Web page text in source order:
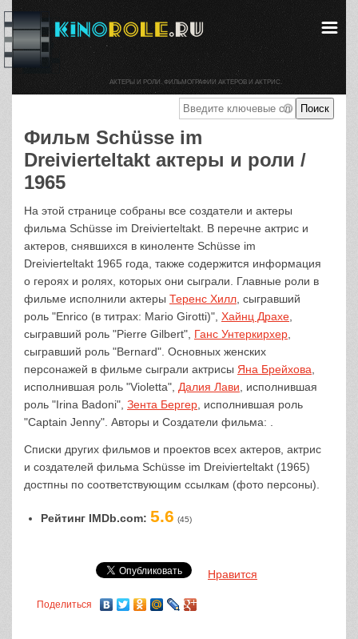
Фильм Schüsse im
Dreivierteltakt актеры и роли /
1965
На этой странице собраны все создатели и актеры
фильма Schüsse im Dreivierteltakt. В перечне актрис и
актеров, снявшихся в киноленте Schüsse im
Dreivierteltakt 1965 года, также содержится информация
о героях и ролях, которых они сыграли. Главные роли в
фильме исполнили актеры Теренс Хилл , сыгравший
роль "Enrico (в титрах: Mario Girotti)", Хайнц Драхе
сыгравший роль "Pierre Gilbert", Ганс Унтеркирхер
сыгравший роль "Bernard". Основных женских
персонажей в фильме сыграли актрисы Яна Брейхова
исполнившая роль "Violetta", Далия Лави , исполнившая
роль "Irina Badoni", Зента Бергер , исполнившая роль
"Captain Jenny". Авторы и Создатели фильма: .
Списки других фильмов и проектов всех актеров, актрис
и создателей фильма Schüsse im Dreivierteltakt (1965)
достпны по соответствующим ссылкам (фото персоны).
Рейтинг IMDb.com: 5.6 (45)
Нравится
Поделиться
АКТЕРЫ И РОЛИ. ФИЛЬМОГРАФИИ АКТЕРОВ И АКТРИС.